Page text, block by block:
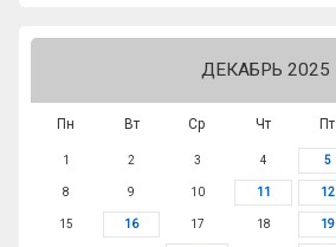
ДЕКАБРЬ 2025
Пн Вт Ср Чт Пт
1 2 3 4 5
8 9 10 11 12
15 16 17 18 19